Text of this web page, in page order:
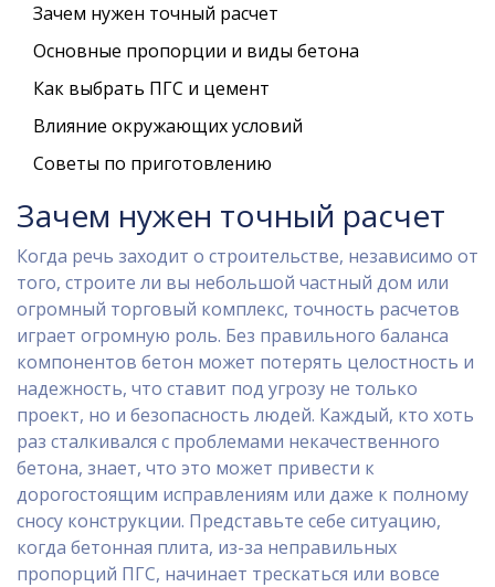
Зачем нужен точный расчет
Основные пропорции и виды бетона
Как выбрать ПГС и цемент
Влияние окружающих условий
Советы по приготовлению
Зачем нужен точный расчет
Когда речь заходит о строительстве, независимо от
того, строите ли вы небольшой частный дом или
огромный торговый комплекс, точность расчетов
играет огромную роль. Без правильного баланса
компонентов бетон может потерять целостность и
надежность, что ставит под угрозу не только
проект, но и безопасность людей. Каждый, кто хоть
раз сталкивался с проблемами некачественного
бетона, знает, что это может привести к
дорогостоящим исправлениям или даже к полному
сносу конструкции. Представьте себе ситуацию,
когда бетонная плита, из-за неправильных
пропорций ПГС, начинает трескаться или вовсе